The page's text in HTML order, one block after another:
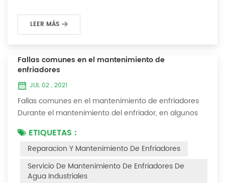
LEER MÁS
Fallas comunes en el mantenimiento de
enfriadores
JUL 02 , 2021
Fallas comunes en el mantenimiento de enfriadores
Durante el mantenimiento del enfriador, en algunos
que el enfriador se haya utilizado durante un período
de tiempo, encontraremos que el enfriador hace ruido
y hay muchas capas de polvo en los accesorios. Este
es un fenómeno común en el uso del enfriador. En
ETIQUETAS :
Reparacion Y Mantenimiento De Enfriadores
Servicio De Mantenimiento De Enfriadores De
Agua Industriales